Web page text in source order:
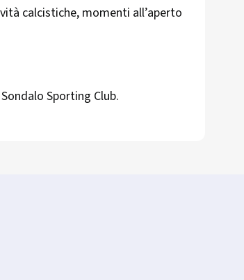
calcistiche, momenti all’aperto
Sporting Club.